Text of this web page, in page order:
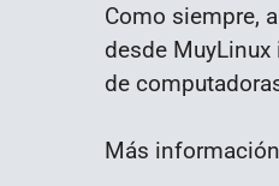
Como siempre,
desde
de
Más